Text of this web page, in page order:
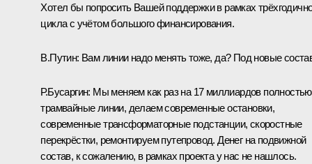
Хотел бы попросить Вашей поддержки в рамках
цикла с учётом большого финансирования.
В.Путин: Вам линии надо менять тоже, да? Под новые
Р.Бусаргин: Мы меняем как раз на 17 миллиардов полностью
трамвайные линии, делаем современные остановки,
современные трансформаторные подстанции, скоростные
перекрёстки, ремонтируем путепровод. Денег на подвижной
состав, к сожалению, в рамках проекта у нас не нашлось.